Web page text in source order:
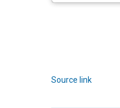
Source link